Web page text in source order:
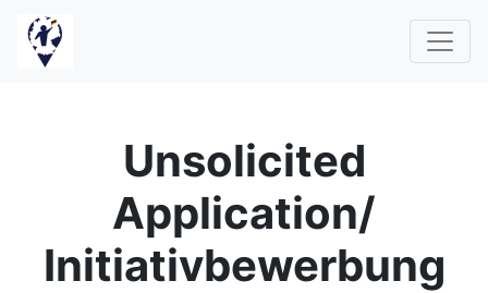
Unsolicited
Application/
Initiativbewerbung